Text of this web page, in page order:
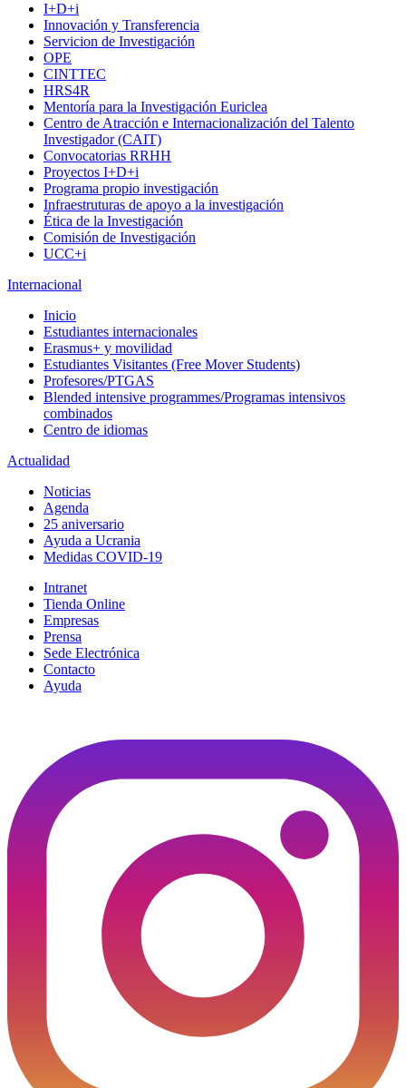
I+D+i
Innovación y Transferencia
Servicion de Investigación
OPE
CINTTEC
HRS4R
Mentoría para la Investigación Euriclea
Centro de Atracción e Internacionalización del Talento
Investigador (CAIT)
Convocatorias RRHH
Proyectos I+D+i
Programa propio investigación
Infraestruturas de apoyo a la investigación
Ética de la Investigación
Comisión de Investigación
UCC+i
Internacional
Inicio
Estudiantes internacionales
Erasmus+ y movilidad
Estudiantes Visitantes (Free Mover Students)
Profesores/PTGAS
Blended intensive programmes/Programas intensivos
combinados
Centro de idiomas
Actualidad
Noticias
Agenda
25 aniversario
Ayuda a Ucrania
Medidas COVID-19
Intranet
Tienda Online
Empresas
Prensa
Sede Electrónica
Contacto
Ayuda